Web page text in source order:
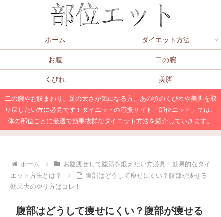
ホーム ダイエット方法
お腹 二の腕
くびれ 美脚
二の腕やお腹まわり、足の太さが気になる方。あの頃のくびれや美脚を取
り戻したい方に必見です！ダイエットの応援サイト「部位エット」では、
体の部位ごとに最適で効果抜群なダイエット方法を紹介していきます。
ホーム
お腹痩せして腹筋を鍛えたい方必見！効果的なダイ
エット方法とは？
腹部はどうして痩せにくい？腹部が痩せる
効果大のやり方はコレ！
腹部はどうして痩せにくい？腹部が痩せる